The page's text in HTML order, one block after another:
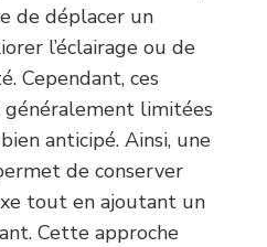
de déplacer un
l’éclairage ou de
Cependant, ces
limitées
anticipé. Ainsi, une
de conserver
tout en ajoutant un
Cette approche